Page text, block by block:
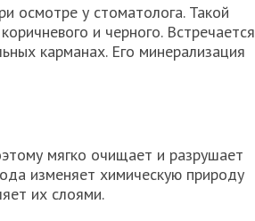
осмотре у стоматолога. Такой
и черного. Встречается
карманах. Его минерализация
мягко очищает и разрушает
изменяет химическую природу
их слоями.